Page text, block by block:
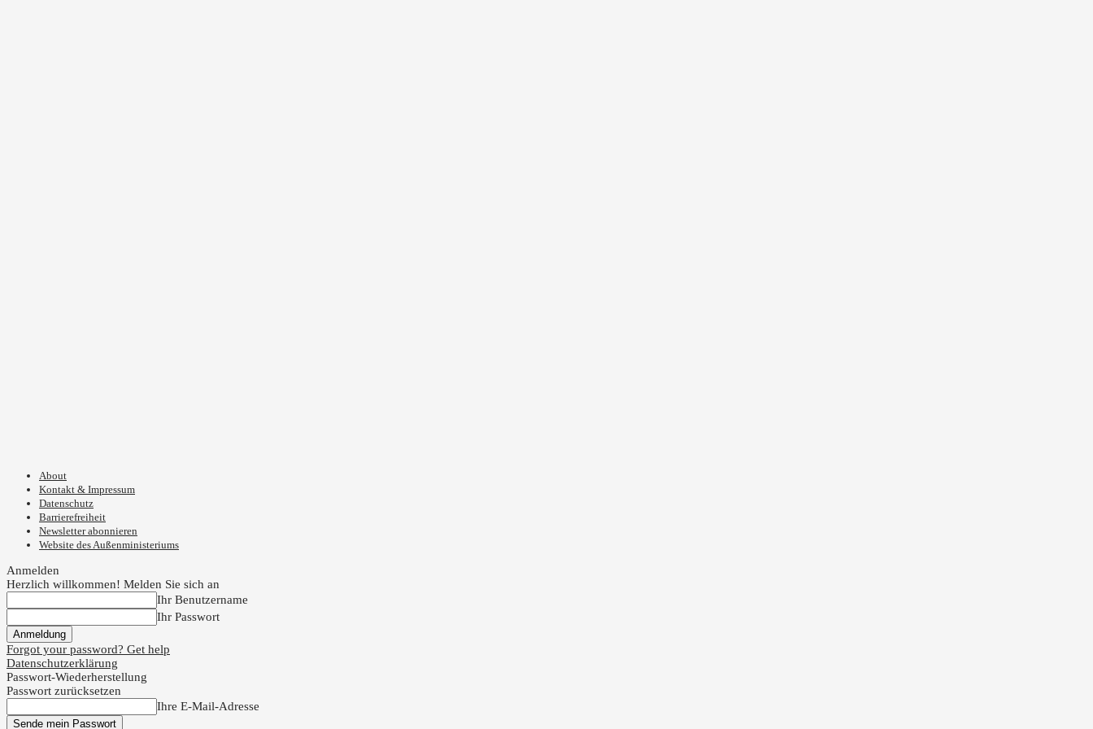
About
Kontakt & Impressum
Datenschutz
Barrierefreiheit
Newsletter abonnieren
Website des Außenministeriums
Anmelden
Herzlich willkommen! Melden Sie sich an
Ihr Benutzername
Ihr Passwort
Forgot your password? Get help
Datenschutzerklärung
Passwort-Wiederherstellung
Passwort zurücksetzen
Ihre E-Mail-Adresse